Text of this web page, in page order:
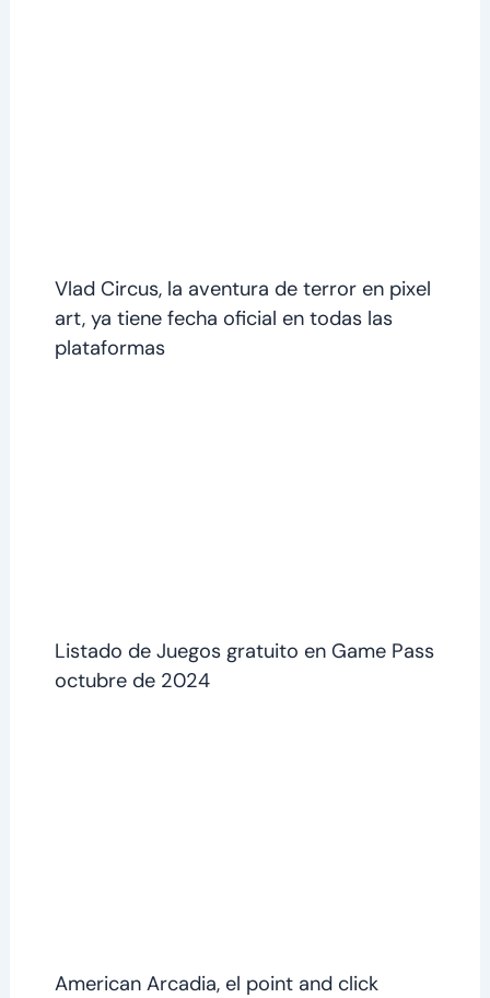
Vlad Circus, la aventura de terror en pixel
art, ya tiene fecha oficial en todas las
plataformas
Listado de Juegos gratuito en Game Pass
octubre de 2024
American Arcadia, el point and click